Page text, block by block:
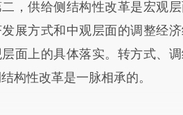
供给侧结构性改革是宏观层
展方式和中观层面的调整经济
面上的具体落实。转方式、
构性改革是一脉相承的。